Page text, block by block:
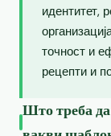
идентитет,
точност и
рецепти и
Што треба да